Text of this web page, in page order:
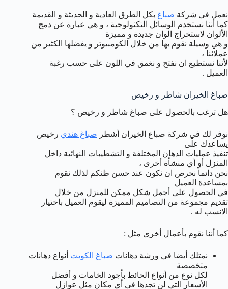
نعمل في شركة صباغ بكل الطرق العادية و الحديثة و القديمة
كما أننا نستخدم الوسائل التكنولوجية ، و هي عبارة عن دمج
الألوان لاستخراج الوان جديدة و مميزة
و هي وسيلة نقوم بها من خلال الكومبيوتر و يفضلها الكثير من
عملائنا ،
لأننا نستطيع ان نفتح و نغمق في اللون على حسب رغبة
العميل .
صباغ الخيران شاطر و رخيص
هل ترغب بالحصول على صباغ شاطر و رخيص ؟
نوفر لك في شركة صباغ الخيران أشطر صباغ هندي رخيص
يساعدك على
تنفيذ عمليات الدهان المختلفة و التشطيبات النهائية داخل
المنزل أو أي منشأة أخرى ،
نحن دائماً نحرص ان نكون عند حسن ظنكم لذلك نقوم
بمساعدة العميل
في الحصول على أجمل شكل ممكن للمنزل من خلال
تقديم مجموعة من التصاميم المميزة ليقوم العميل باختيار
الانسب له .
كما أننا نقوم بأعمال أخرى مثل :
نمتلك أيضا في ورشة دهانات صباغ الكويت أنواع دهانات
متخصصة
لكل نوع من أنواع الحائط بأجود الخامات و أفضل
الأسعار التي لن تجدها في أي مكان مثل عوازل